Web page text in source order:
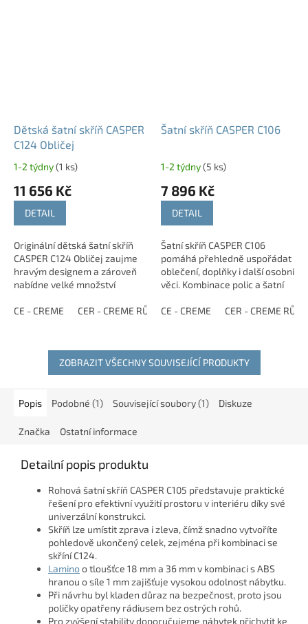
Dětská šatní skříň CASPER
C124 Obličej
1-2 týdny(1 ks)
11 656 Kč
DETAIL
Originální dětská šatní skříň
CASPER C124 Obličej zaujme
hravým designem a zároveň
nabídne velké množství
polic, skříněk a zásuvek
CE - CREME CER - CREME RŮŽOVÁ CEZ - CREME ZELENÁ
Šatní skříň CASPER C106
1-2 týdny(5 ks)
7 896 Kč
DETAIL
Šatní skříň CASPER C106
pomáhá přehledně uspořádat
oblečení, doplňky i další osobní
věci. Kombinace polic a šatní
úložného prostoru v dětském
CE - CREME CER - CREME
ZOBRAZIT VŠECHNY SOUVISEJÍCÍ PRODUKTY
Popis Podobné (1) Související soubory (1) Diskuze
Značka Ostatní informace
Detailní popis produktu
Rohová šatní skříň CASPER C105 představuje praktické
řešení pro efektivní využití prostoru v interiéru díky své
univerzální konstrukci.
Skříň lze umístit zprava i zleva, čímž snadno vytvoříte
pohledově ukončený celek, zejména při kombinaci se
skříní C124.
Laminoo tloušťce 18 mm a 36 mm v kombinaci s ABS
hranou o síle 1 mm zajišťuje vysokou odolnost nábytku.
Při návrhu byl kladen důraz na bezpečnost, proto jsou
poličky opatřeny rádiusem bez ostrých rohů.
Pro zvýšení stability doporučujeme nábytek přichytit ke